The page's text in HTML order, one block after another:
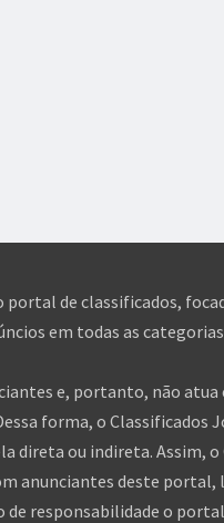
portal de classificados,
em todas as
e, portanto, não
forma, o Classificados
direta ou indireta.
anunciantes deste
responsabilidade o